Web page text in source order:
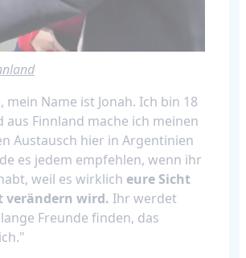
mein Name ist Jonah. Ich bin 18
aus Finnland mache ich meinen
Austausch hier in Argentinien
es jedem empfehlen, wenn ihr
weil es wirklich eure Sicht
verändern wird. Ihr werdet
Freunde finden, das